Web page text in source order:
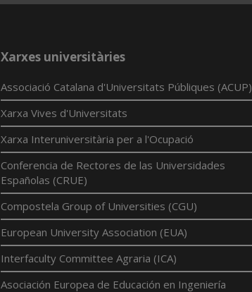
Xarxes universitàries
Associació Catalana d'Universitats Públiques (ACUP)
Xarxa Vives d'Universitats
Xarxa Interuniversitària per a l'Ocupació
Conferencia de Rectores de las Universidades
Españolas (CRUE)
Compostela Group of Universities (CGU)
European University Association (EUA)
Interfaculty Committee Agraria (ICA)
Asociación Europea de Educación en Ingeniería